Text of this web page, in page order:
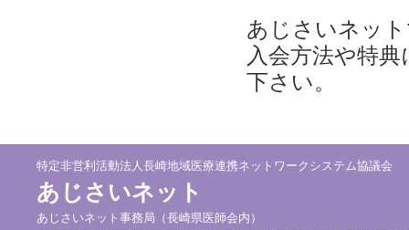
あじさいネッ
入会方法や特
下さい。
特定非営利活動法人長崎地域医療連携ネットワークシステム協議会
あじさいネット
あじさいネット事務局（長崎県医師会内）